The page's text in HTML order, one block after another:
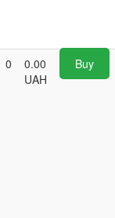
0
0.00
UAH
Buy